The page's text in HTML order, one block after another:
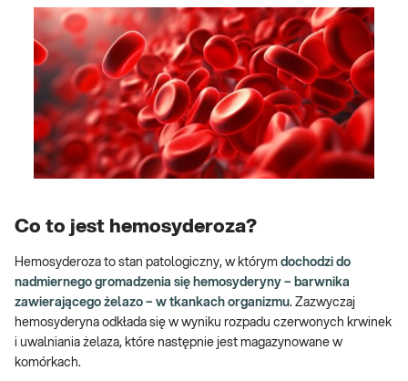
Co to jest hemosyderoza?
Hemosyderoza to stan patologiczny, w którym dochodzi do
nadmiernego gromadzenia się hemosyderyny – barwnika
zawierającego żelazo – w tkankach organizmu. Zazwyczaj
hemosyderyna odkłada się w wyniku rozpadu czerwonych krwinek
i uwalniania żelaza, które następnie jest magazynowane w
komórkach.